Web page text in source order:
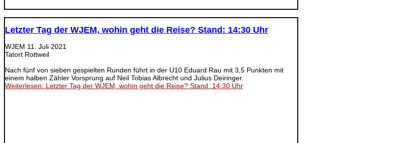
Letzter Tag der WJEM, wohin geht die Reise? Stand: 14:30 Uhr
WJEM 11. Juli 2021
Tatort Rottweil
Nach fünf von sieben gespielten Runden führt in der U10 Eduard Rau mit 3,5 Punkten mit
einem halben Zähler Vorsprung auf Neil Tobias Albrecht und Julius Deiringer.
Weiterlesen: Letzter Tag der WJEM, wohin geht die Reise? Stand: 14:30 Uhr